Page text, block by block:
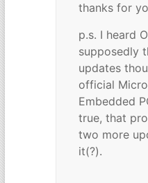
thanks for
p.s. I heard
supposedly
updates
official
Embedded
true, that
two more
it(?).